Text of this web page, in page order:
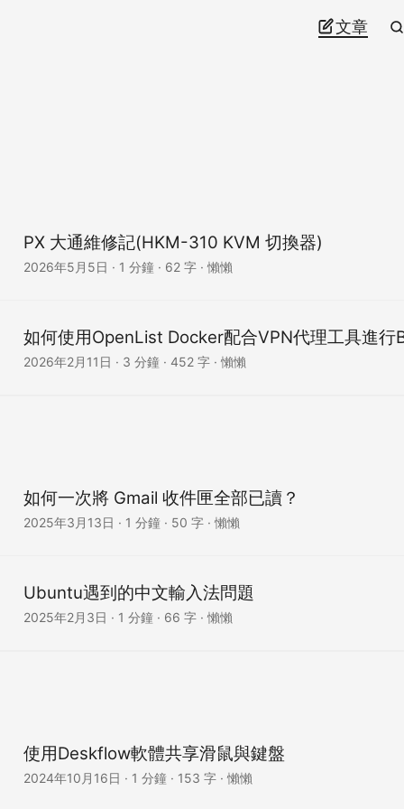
文章
PX 大通維修記(HKM-310 KVM 切換器)
2026年5月5日 · 1 分鐘 · 62 字 · 懶懶
如何使用OpenList Docker配合VPN代理工具進行
2026年2月11日 · 3 分鐘 · 452 字 · 懶懶
如何一次將 Gmail 收件匣全部已讀？
2025年3月13日 · 1 分鐘 · 50 字 · 懶懶
Ubuntu遇到的中文輸入法問題
2025年2月3日 · 1 分鐘 · 66 字 · 懶懶
使用Deskflow軟體共享滑鼠與鍵盤
2024年10月16日 · 1 分鐘 · 153 字 · 懶懶